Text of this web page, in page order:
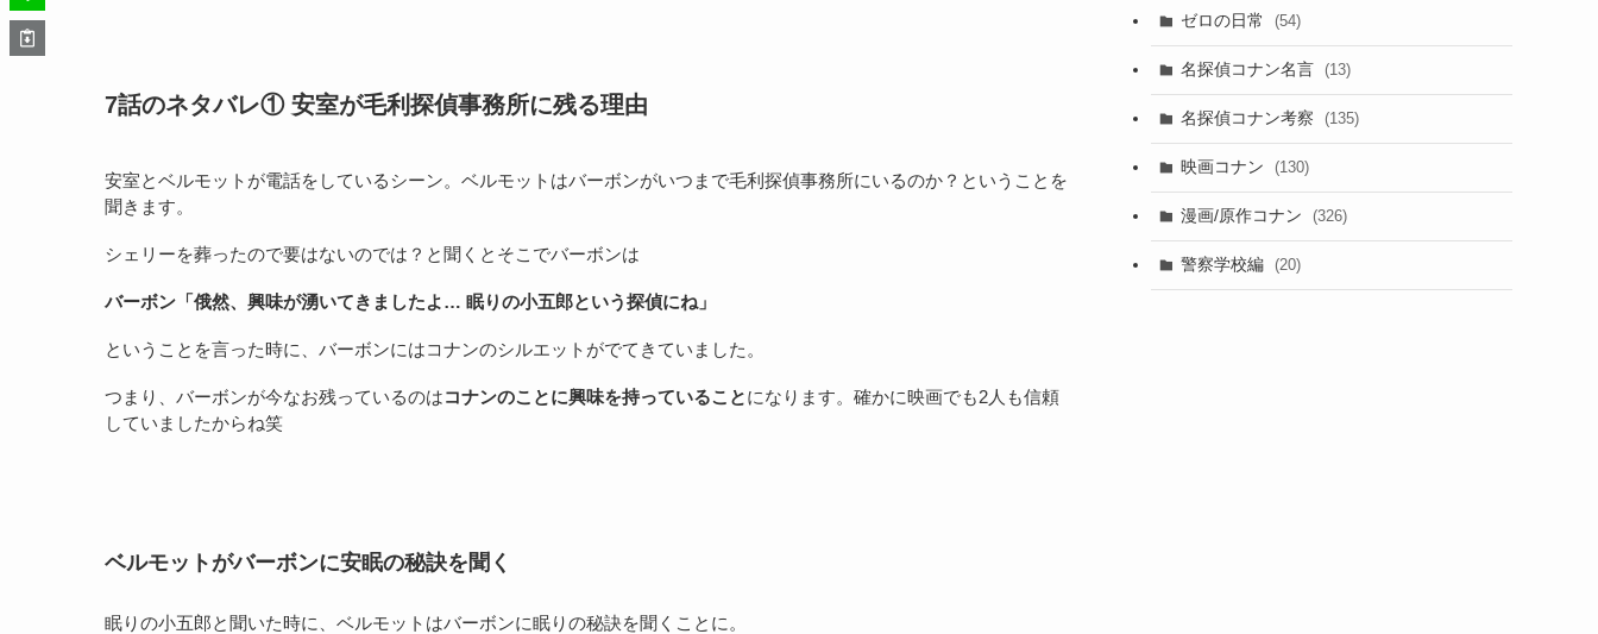
7話のネタバレ① 安室が毛利探偵事務所に残る理由
安室とベルモットが電話をしているシーン。ベルモットはバーボンがいつまで毛利探偵事務所にいるのか？ということを
聞きます。
シェリーを葬ったので要はないのでは？と聞くとそこでバーボンは
バーボン「俄然、興味が湧いてきましたよ… 眠りの小五郎という探偵にね」
ということを言った時に、バーボンにはコナンのシルエットがでてきていました。
つまり、バーボンが今なお残っているのはコナンのことに興味を持っていることになります。確かに映画でも2人も信頼
していましたからね笑
ベルモットがバーボンに安眠の秘訣を聞く
眠りの小五郎と聞いた時に、ベルモットはバーボンに眠りの秘訣を聞くことに。
ゼロの日常 (54)
名探偵コナン名言 (13)
名探偵コナン考察 (135)
映画コナン (130)
漫画/原作コナン (326)
警察学校編 (20)